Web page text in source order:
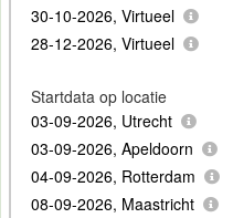
30-10-2026, Virtueel
28-12-2026, Virtueel
Startdata op locatie
03-09-2026, Utrecht
03-09-2026, Apeldoorn
04-09-2026, Rotterdam
08-09-2026, Maastricht